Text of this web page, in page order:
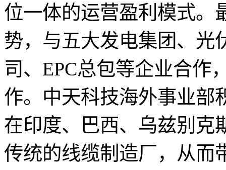
位一体的运营盈利模式。
势，与五大发电集团、光
司、EPC总包等企业合作
作。中天科技海外事业部
在印度、巴西、乌兹别克
传统的线缆制造厂，从而